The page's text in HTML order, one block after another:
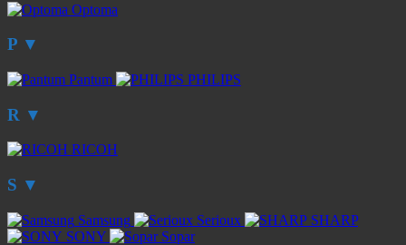
Optoma
P ▼
Pantum PHILIPS
R ▼
RICOH
S ▼
Samsung Serioux
SHARP
SONY
Sopar